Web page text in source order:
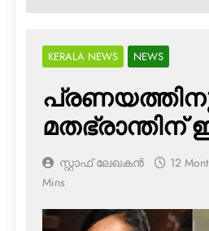
KERALA NEWS NEWS
മതഭ്രാന്തിന്
സ്റ്റാഫ് ലേഖകൻ 12
Mins